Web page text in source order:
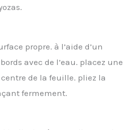
propre. à l’aide d’un
avec de l’eau. placez une
de la feuille. pliez la
fermement.